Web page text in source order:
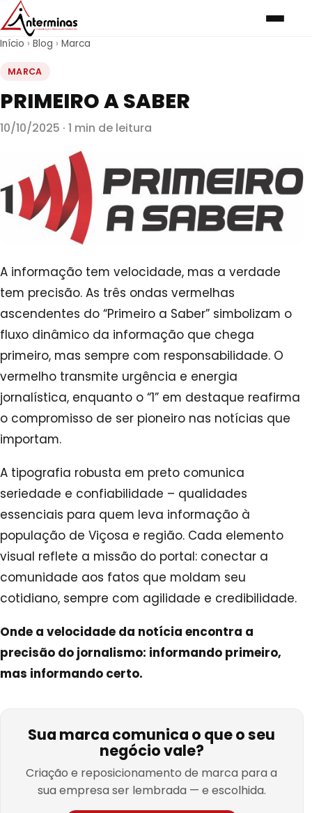
Início › Blog › Marca
MARCA
PRIMEIRO A SABER
10/10/2025 · 1 min de leitura
A informação tem velocidade, mas a verdade
tem precisão. As três ondas vermelhas
ascendentes do “Primeiro a Saber” simbolizam o
fluxo dinâmico da informação que chega
primeiro, mas sempre com responsabilidade. O
vermelho transmite urgência e energia
jornalística, enquanto o “1” em destaque reafirma
o compromisso de ser pioneiro nas notícias que
importam.
A tipografia robusta em preto comunica
seriedade e confiabilidade – qualidades
essenciais para quem leva informação à
população de Viçosa e região. Cada elemento
visual reflete a missão do portal: conectar a
comunidade aos fatos que moldam seu
cotidiano, sempre com agilidade e credibilidade.
Onde a velocidade da notícia encontra a
precisão do jornalismo: informando primeiro,
mas informando certo.
Sua marca comunica o que o seu
negócio vale?
Criação e reposicionamento de marca para a
sua empresa ser lembrada — e escolhida.